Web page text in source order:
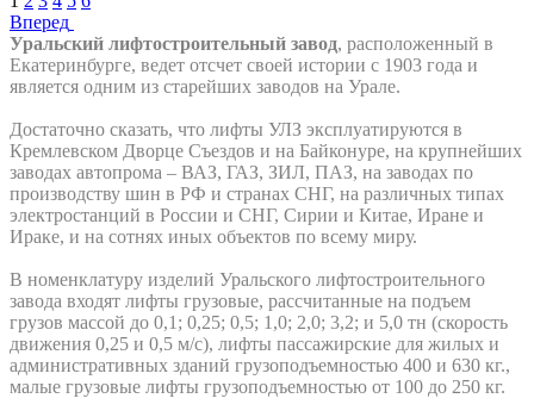
Вперед
Уральский лифтостроительный завод, расположенный в
Екатеринбурге, ведет отсчет своей истории с 1903 года и
является одним из старейших заводов на Урале.
Достаточно сказать, что лифты УЛЗ эксплуатируются в
Кремлевском Дворце Съездов и на Байконуре, на крупнейших
заводах автопрома – ВАЗ, ГАЗ, ЗИЛ, ПАЗ, на заводах по
производству шин в РФ и странах СНГ, на различных типах
электростанций в России и СНГ, Сирии и Китае, Иране и
Ираке, и на сотнях иных объектов по всему миру.
В номенклатуру изделий Уральского лифтостроительного
завода входят лифты грузовые, рассчитанные на подъем
грузов массой до 0,1; 0,25; 0,5; 1,0; 2,0; 3,2; и 5,0 тн (скорость
движения 0,25 и 0,5 м/с), лифты пассажирские для жилых и
административных зданий грузоподъемностью 400 и 630 кг.,
малые грузовые лифты грузоподъемностью от 100 до 250 кг.